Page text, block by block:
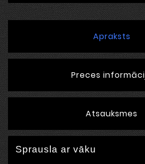
Apraksts
Preces
Atsauksmes
Sprausla ar vāku